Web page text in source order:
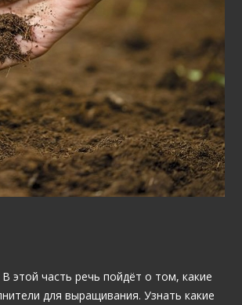
этой часть речь пойдёт о том, какие
для выращивания. Узнать какие